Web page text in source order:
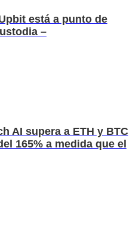
está a punto de
–
AI supera a ETH y BTC
165% a medida que el